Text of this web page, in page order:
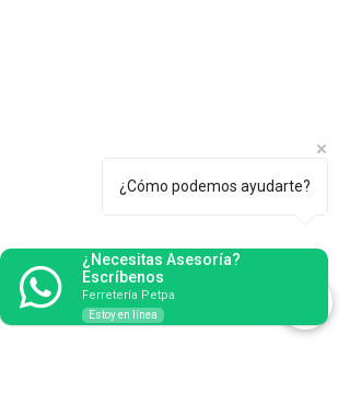
¿Cómo podemos ayudarte?
¿Necesitas Asesoría?
Escríbenos
Ferretería Petpa
Estoy en línea